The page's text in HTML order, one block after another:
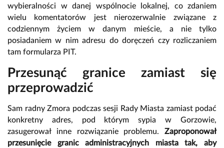
wybieralności w danej wspólnocie lokalnej, co zdaniem
wielu komentatorów jest nierozerwalnie związane z
codziennym życiem w danym mieście, a nie tylko
posiadaniem w nim adresu do doręczeń czy rozliczaniem
tam formularza PIT.
Przesunąć granice zamiast się
przeprowadzić
Sam radny Zmora podczas sesji Rady Miasta zamiast podać
konkretny adres, pod którym sypia w Gorzowie,
zasugerował inne rozwiązanie problemu. Zaproponował
przesunięcie granic administracyjnych miasta tak, aby